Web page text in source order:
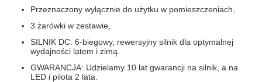
Przeznaczony wyłącznie do użytku w pomieszczeniach,
3 żarówki w zestawie,
SILNIK DC: 6-biegowy, rewersyjny silnik dla optymalnej
wydajności latem i zimą.
GWARANCJA: Udzielamy 10 lat gwarancji na silnik, a na
LED i pilota 2 lata.